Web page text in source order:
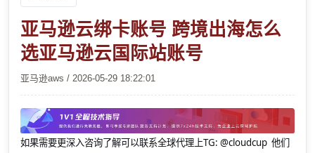
亚马逊云绑卡账号 跨境出海怎么
选亚马逊云国际站账号
亚马逊aws / 2026-05-29 18:22:01
如果需要更深入咨询了解可以联系全球代理上TG: @cloudcup 他们